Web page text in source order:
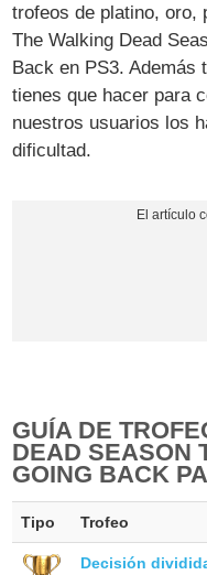
trofeos de platino, oro,
The Walking Dead
Back en PS3. Además
tienes que hacer para
nuestros usuarios los
dificultad.
GUÍA DE
DEAD SEASON
GOING BACK
Tipo Trofeo
Decisión